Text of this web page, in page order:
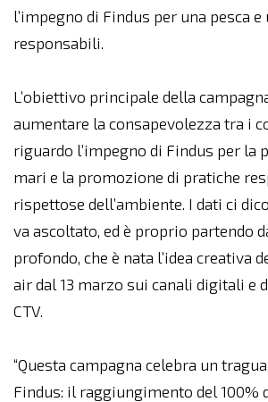
l’impegno di Findus per una pesca e
responsabili.
L’obiettivo principale della
aumentare la consapevolezza tra i
riguardo l’impegno di Findus per la
mari e la promozione di pratiche
rispettose dell’ambiente. I dati ci
va ascoltato, ed è proprio partendo
profondo, che è nata l’idea creativa
air dal 13 marzo sui canali digitali e
CTV.
“Questa campagna celebra un
Findus: il raggiungimento del 100%